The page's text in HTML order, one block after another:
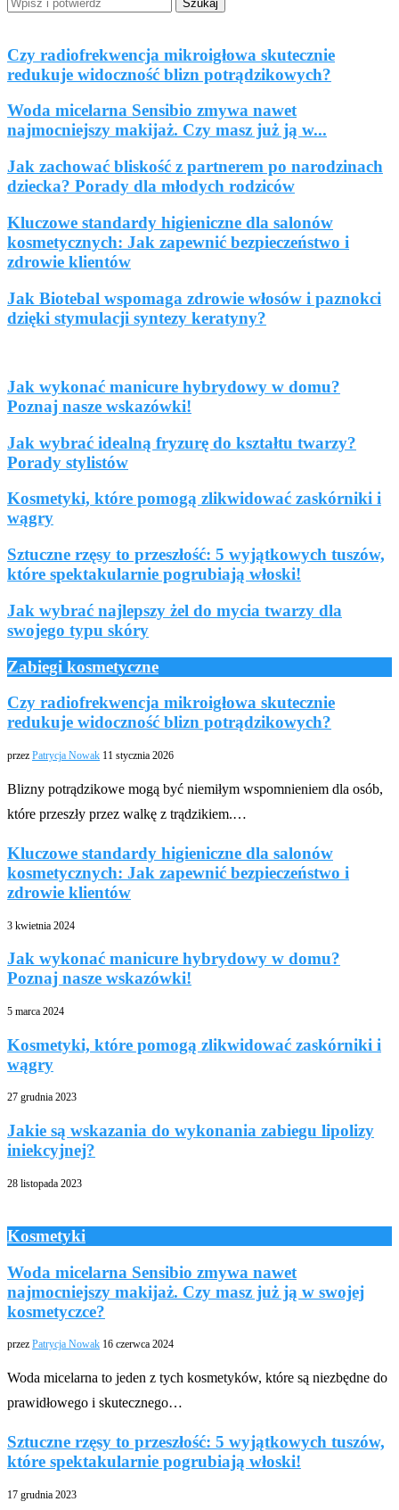
Czy radiofrekwencja mikroigłowa skutecznie
redukuje widoczność blizn potrądzikowych?
Woda micelarna Sensibio zmywa nawet
najmocniejszy makijaż. Czy masz już ją w...
Jak zachować bliskość z partnerem po narodzinach
dziecka? Porady dla młodych rodziców
Kluczowe standardy higieniczne dla salonów
kosmetycznych: Jak zapewnić bezpieczeństwo i
zdrowie klientów
Jak Biotebal wspomaga zdrowie włosów i paznokci
dzięki stymulacji syntezy keratyny?
Jak wykonać manicure hybrydowy w domu?
Poznaj nasze wskazówki!
Jak wybrać idealną fryzurę do kształtu twarzy?
Porady stylistów
Kosmetyki, które pomogą zlikwidować zaskórniki i
wągry
Sztuczne rzęsy to przeszłość: 5 wyjątkowych tuszów,
które spektakularnie pogrubiają włoski!
Jak wybrać najlepszy żel do mycia twarzy dla
swojego typu skóry
Zabiegi kosmetyczne
Czy radiofrekwencja mikroigłowa skutecznie
redukuje widoczność blizn potrądzikowych?
przez Patrycja Nowak 11 stycznia 2026
Blizny potrądzikowe mogą być niemiłym wspomnieniem dla osób,
które przeszły przez walkę z trądzikiem.…
Kluczowe standardy higieniczne dla salonów
kosmetycznych: Jak zapewnić bezpieczeństwo i
zdrowie klientów
3 kwietnia 2024
Jak wykonać manicure hybrydowy w domu?
Poznaj nasze wskazówki!
5 marca 2024
Kosmetyki, które pomogą zlikwidować zaskórniki i
wągry
27 grudnia 2023
Jakie są wskazania do wykonania zabiegu lipolizy
iniekcyjnej?
28 listopada 2023
Kosmetyki
Woda micelarna Sensibio zmywa nawet
najmocniejszy makijaż. Czy masz już ją w swojej
kosmetyczce?
przez Patrycja Nowak 16 czerwca 2024
Woda micelarna to jeden z tych kosmetyków, które są niezbędne do
prawidłowego i skutecznego…
Sztuczne rzęsy to przeszłość: 5 wyjątkowych tuszów,
które spektakularnie pogrubiają włoski!
17 grudnia 2023